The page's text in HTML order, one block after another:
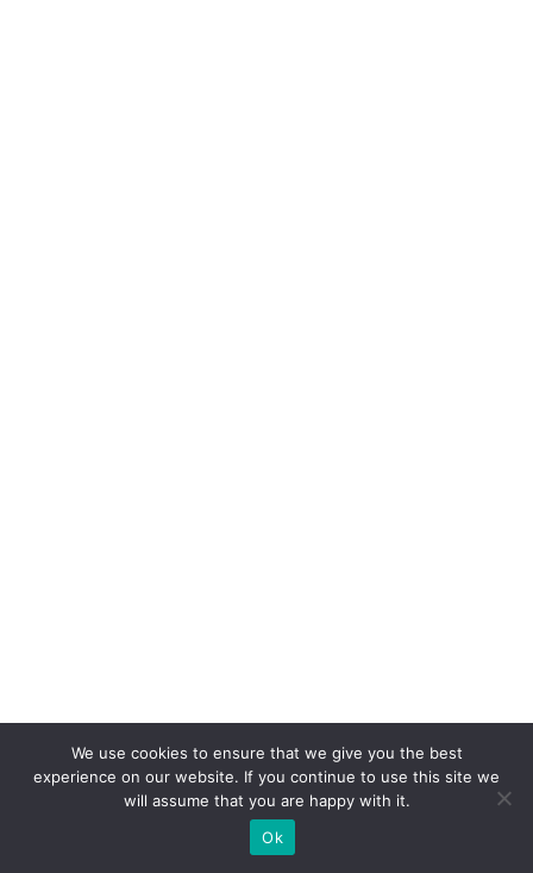
We use cookies to ensure that we give you the best
experience on our website. If you continue to use this site we
will assume that you are happy with it.
Ok